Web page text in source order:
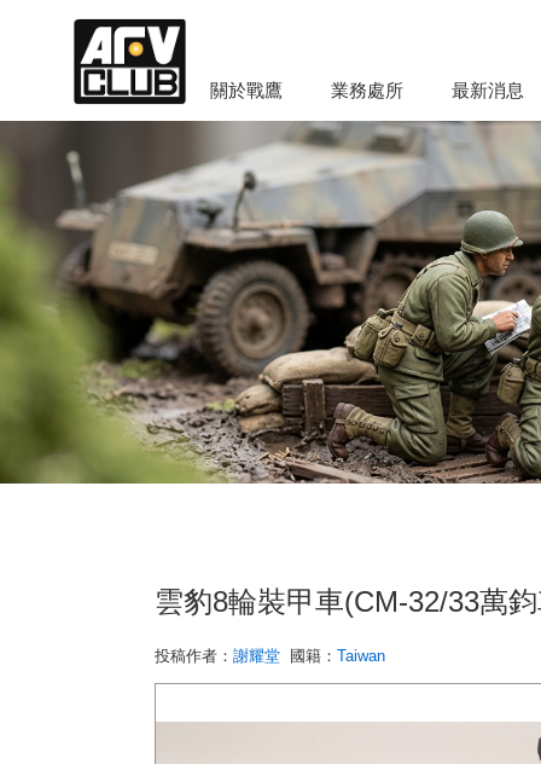
關於戰鷹 業務處所 最新消息
雲豹8輪裝甲車(CM-32/33萬
投稿作者： 謝耀堂 國籍： Taiwan